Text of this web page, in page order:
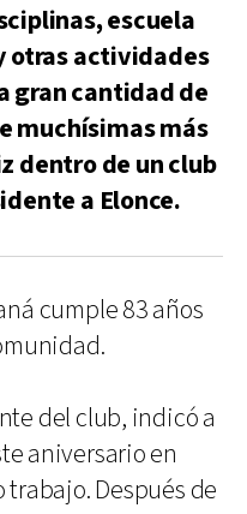
escuela
otras actividades
gran cantidad de
muchísimas más
dentro de un club
a Elonce.
cumple 83 años
del club, indicó a
aniversario en
Después de